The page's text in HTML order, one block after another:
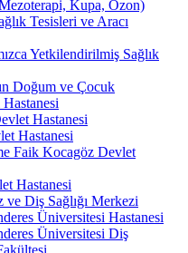
Kupa, Ozon)
Tesisleri ve Aracı
Yetkilendirilmiş Sağlık
Doğum ve Çocuk
Hastanesi
Hastanesi
Hastanesi
Faik Kocagöz Devlet
Hastanesi
ve Diş Sağlığı Merkezi
Üniversitesi Hastanesi
Üniversitesi Diş